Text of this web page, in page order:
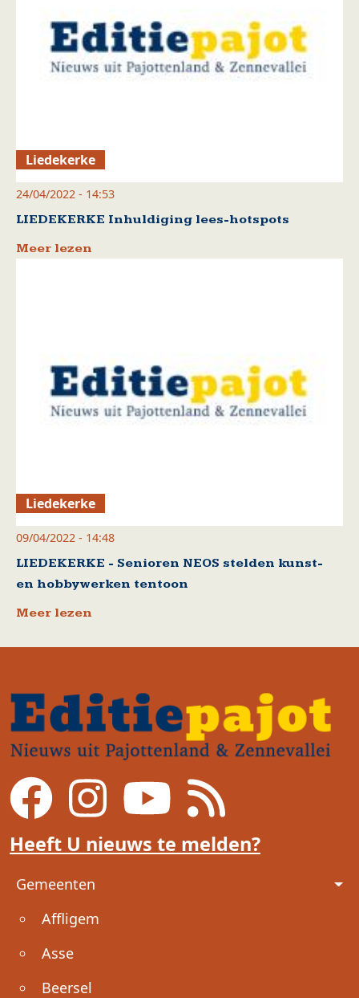
Liedekerke
24/04/2022 - 14:53
LIEDEKERKE Inhuldiging lees-hotspots
Meer lezen
Liedekerke
09/04/2022 - 14:48
LIEDEKERKE - Senioren NEOS stelden kunst-
en hobbywerken tentoon
Meer lezen
Heeft U nieuws te melden?
Voet
Gemeenten
Affligem
Asse
Beersel